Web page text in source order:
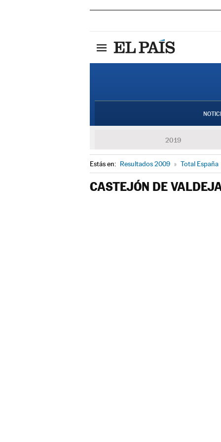
2019
Estás en: Resultados 2009 » Total España
CASTEJÓN DE